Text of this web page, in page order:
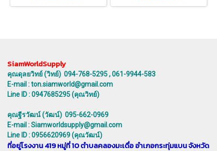
SiamWorldSupply
คุณดุลยวิทย์ (วิทย์) 094-768-5295 , 061-9944-583
E-mail : ton.siamworld@gmail.com
Line ID : 0947685295 (คุณวิทย์)
คุณฐีรวัฒน์ (วัฒน์) 095-662-0969
E-mail : Siamworldsupply@gmail.com
Line ID : 0956620969 (คุณวัฒน์)
ที่อยู่โรงงาน 419 หมู่ที่ 10 ตำบลคลองมะเดื่อ อำเภอกระทุ่มแบน จังหวัด